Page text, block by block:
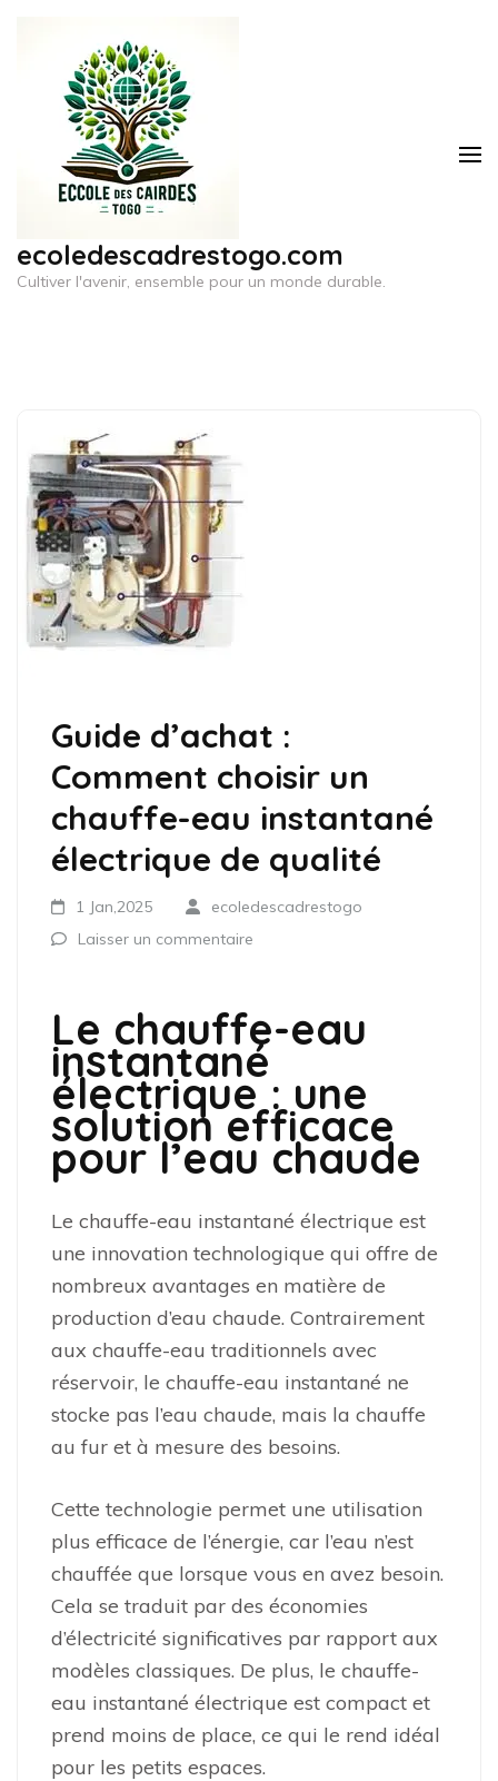
contenu
(Pressez
ecoledescadrestogo.com
Cultiver l'avenir, ensemble pour un monde durable.
Guide d’achat :
Comment choisir un
chauffe-eau instantané
électrique de qualité
1 Jan,2025
ecoledescadrestogo
Laisser un commentaire
Le chauffe-eau
instantané
électrique : une
solution efficace
pour l’eau chaude
Le chauffe-eau instantané électrique est
une innovation technologique qui offre de
nombreux avantages en matière de
production d’eau chaude. Contrairement
aux chauffe-eau traditionnels avec
réservoir, le chauffe-eau instantané ne
stocke pas l’eau chaude, mais la chauffe
au fur et à mesure des besoins.
Cette technologie permet une utilisation
plus efficace de l’énergie, car l’eau n’est
chauffée que lorsque vous en avez besoin.
Cela se traduit par des économies
d’électricité significatives par rapport aux
modèles classiques. De plus, le chauffe-
eau instantané électrique est compact et
prend moins de place, ce qui le rend idéal
pour les petits espaces.